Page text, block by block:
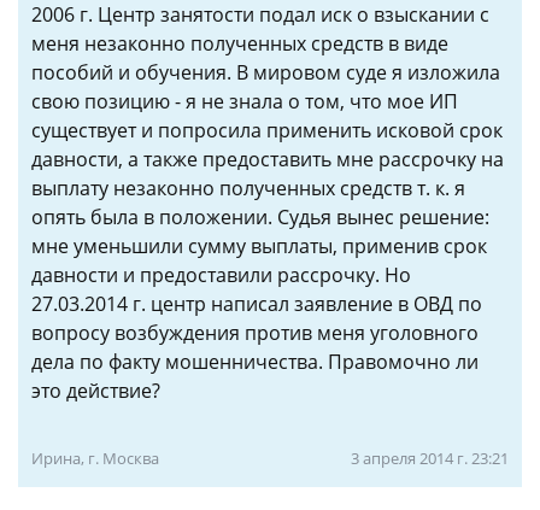
2006 г. Центр занятости подал иск о взыскании с
меня незаконно полученных средств в виде
пособий и обучения. В мировом суде я изложила
свою позицию - я не знала о том, что мое ИП
существует и попросила применить исковой срок
давности, а также предоставить мне рассрочку на
выплату незаконно полученных средств т. к. я
опять была в положении. Судья вынес решение:
мне уменьшили сумму выплаты, применив срок
давности и предоставили рассрочку. Но
27.03.2014 г. центр написал заявление в ОВД по
вопросу возбуждения против меня уголовного
дела по факту мошенничества. Правомочно ли
это действие?
Ирина, г. Москва 3 апреля 2014 г. 23:21